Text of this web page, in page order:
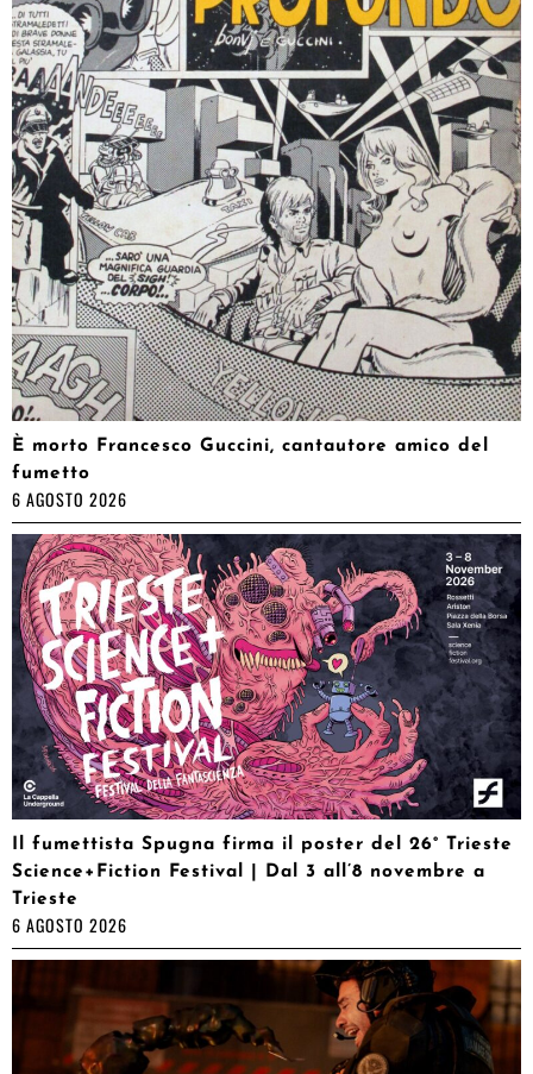
È morto Francesco Guccini, cantautore amico del
fumetto
6 AGOSTO 2026
Il fumettista Spugna firma il poster del 26° Trieste
Science+Fiction Festival | Dal 3 all’8 novembre a
Trieste
6 AGOSTO 2026